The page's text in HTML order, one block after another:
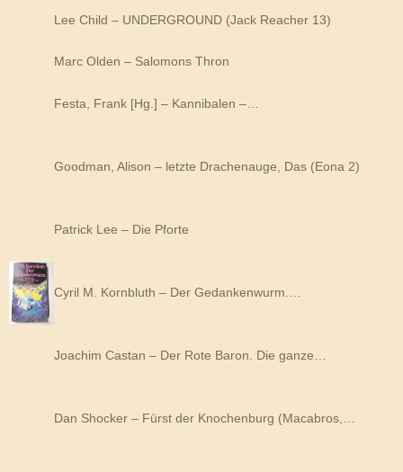
Lee Child – UNDERGROUND (Jack Reacher 13)
Marc Olden – Salomons Thron
Festa, Frank [Hg.] – Kannibalen –…
Goodman, Alison – letzte Drachenauge, Das (Eona 2)
Patrick Lee – Die Pforte
Cyril M. Kornbluth – Der Gedankenwurm.…
Joachim Castan – Der Rote Baron. Die ganze…
Dan Shocker – Fürst der Knochenburg (Macabros,…